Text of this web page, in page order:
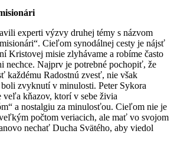
experti výzvy druhej témy s názvom
Cieľom synodálnej cesty je nájsť
Kristovej misie zlyhávame a robíme často
nechce. Najprv je potrebné pochopiť, že
každému Radostnú zvesť, nie však
boli zvyknutí v minulosti. Peter Sykora
veľa kňazov, ktorí v sebe živia
a nostalgiu za minulosťou. Cieľom nie je
počtom veriacich, ale mať vo svojom
nechať Ducha Svätého, aby viedol